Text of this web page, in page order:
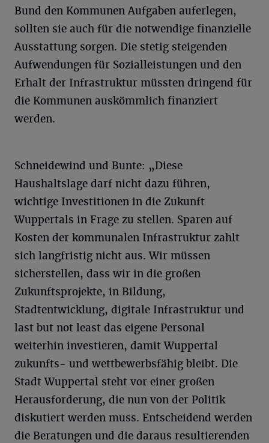
Bund den Kommunen Aufgaben auferlegen,
sollten sie auch für die notwendige finanzielle
Ausstattung sorgen. Die stetig steigenden
Aufwendungen für Sozialleistungen und den
Erhalt der Infrastruktur müssten dringend für
die Kommunen auskömmlich finanziert
werden.
Schneidewind und Bunte: „Diese
Haushaltslage darf nicht dazu führen,
wichtige Investitionen in die Zukunft
Wuppertals in Frage zu stellen. Sparen auf
Kosten der kommunalen Infrastruktur zahlt
sich langfristig nicht aus. Wir müssen
sicherstellen, dass wir in die großen
Zukunftsprojekte, in Bildung,
Stadtentwicklung, digitale Infrastruktur und
last but not least das eigene Personal
weiterhin investieren, damit Wuppertal
zukunfts- und wettbewerbsfähig bleibt. Die
Stadt Wuppertal steht vor einer großen
Herausforderung, die nun von der Politik
diskutiert werden muss. Entscheidend werden
die Beratungen und die daraus resultierenden